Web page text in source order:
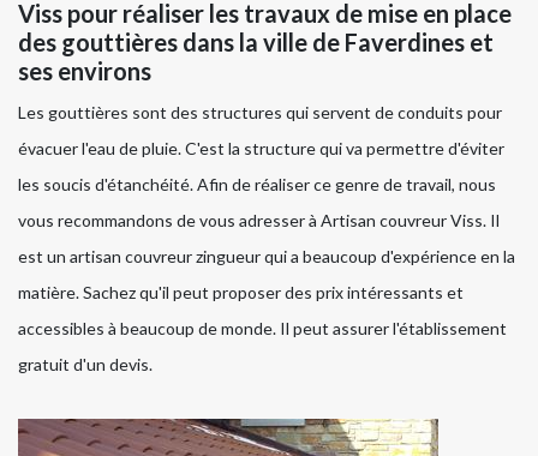
Viss pour réaliser les travaux de mise en place
des gouttières dans la ville de Faverdines et
ses environs
Les gouttières sont des structures qui servent de conduits pour
évacuer l'eau de pluie. C'est la structure qui va permettre d'éviter
les soucis d'étanchéité. Afin de réaliser ce genre de travail, nous
vous recommandons de vous adresser à Artisan couvreur Viss. Il
est un artisan couvreur zingueur qui a beaucoup d'expérience en la
matière. Sachez qu'il peut proposer des prix intéressants et
accessibles à beaucoup de monde. Il peut assurer l'établissement
gratuit d'un devis.